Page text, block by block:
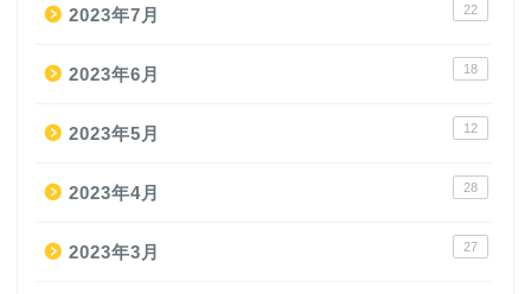
2023年7月 22
2023年6月 18
2023年5月 12
2023年4月 28
2023年3月 27